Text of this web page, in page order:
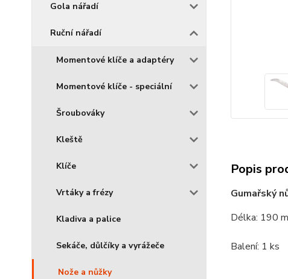
Gola nářadí
Ruční nářadí
Momentové klíče a adaptéry
Momentové klíče - speciální
Šroubováky
Kleště
Klíče
Vrtáky a frézy
Kladiva a palice
Sekáče, důlčíky a vyrážeče
Nože a nůžky
Popis
Gumařský
Délka: 190
Balení: 1 ks